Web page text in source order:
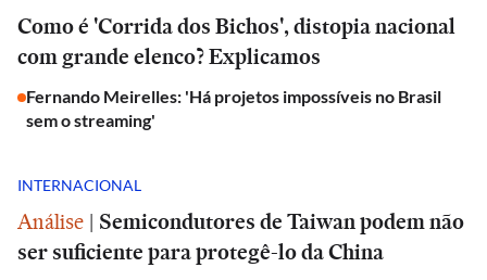
Como é 'Corrida dos Bichos', distopia nacional
com grande elenco? Explicamos
Fernando Meirelles: 'Há projetos impossíveis no Brasil
sem o streaming'
INTERNACIONAL
Análise | Semicondutores de Taiwan podem não
ser suficiente para protegê-lo da China